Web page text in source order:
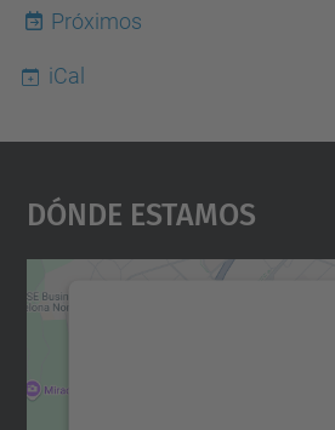
Próximos
iCal
Dónde Estamos